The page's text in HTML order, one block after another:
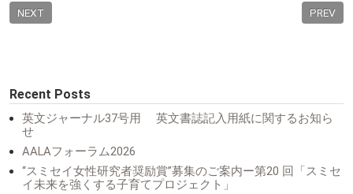
NEXT PREV
Recent Posts
英文ジャーナル37号用 英文書誌記入用紙に関するお知ら
せ
AALAフォーラム2026
“スミセイ女性研究者奨励賞”募集のご案内ー第20 回「スミセ
イ未来を強くする子育てプロジェクト」